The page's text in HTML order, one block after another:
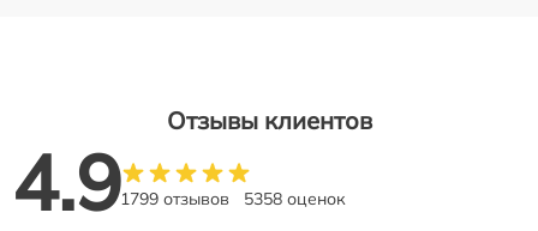
Отзывы клиентов
4.91799 отзывов 5358 оценок